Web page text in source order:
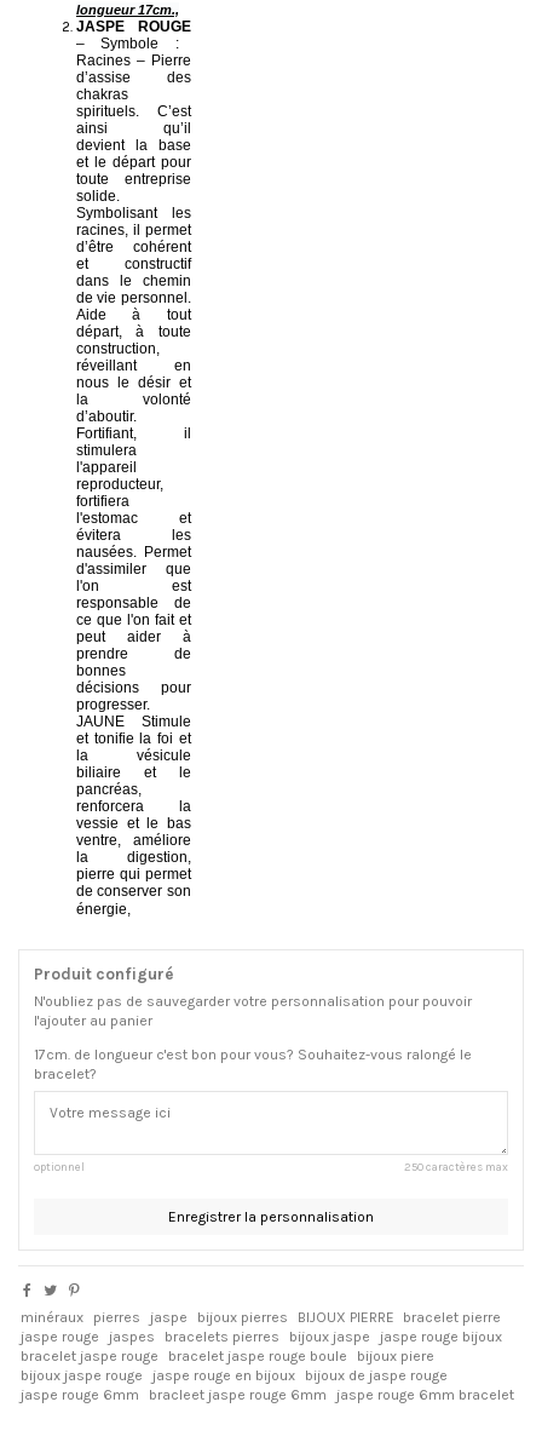
longueur 17cm.,
JASPE ROUGE
– Symbole :
Racines – Pierre
d’assise des
chakras
spirituels. C’est
ainsi qu’il
devient la base
et le départ pour
toute entreprise
solide.
Symbolisant les
racines, il permet
d’être cohérent
et constructif
dans le chemin
de vie personnel.
Aide à tout
départ, à toute
construction,
réveillant en
nous le désir et
la volonté
d’aboutir.
Fortifiant, il
stimulera
l'appareil
reproducteur,
fortifiera
l'estomac et
évitera les
nausées. Permet
d'assimiler que
l'on est
responsable de
ce que l'on fait et
peut aider à
prendre de
bonnes
décisions pour
progresser.
JAUNE Stimule
et tonifie la foi et
la vésicule
biliaire et le
pancréas,
renforcera la
vessie et le bas
ventre, améliore
la digestion,
pierre qui permet
de conserver son
énergie,
Produit configuré
N'oubliez pas de sauvegarder votre personnalisation pour pouvoir
l'ajouter au panier
17cm. de longueur c'est bon pour vous? Souhaitez-vous ralongé le
bracelet?
optionnel 250 caractères max
Enregistrer la personnalisation
minéraux pierres jaspe bijoux pierres BIJOUX PIERRE
bracelet pierre
jaspe rouge
jaspes bracelets pierres bijoux jaspe
jaspe rouge bijoux
bracelet jaspe rouge
bracelet jaspe rouge boule
bijoux piere
bijoux jaspe rouge
jaspe rouge en bijoux
bijoux de jaspe rouge
jaspe rouge 6mm
bracleet jaspe rouge 6mm jaspe rouge 6mm bracelet